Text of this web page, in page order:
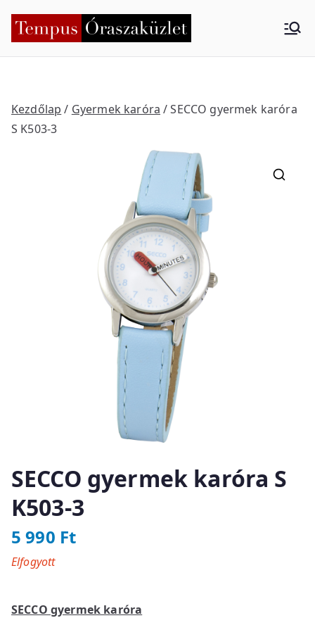
Tempus
küzlet
Kezdőlap / Gyermek karóra / SECCO gyermek karóra
S K503-3
SECCO gyermek karóra S
K503-3
5 990 Ft
SECCO gyermek karóra
Elfogyott